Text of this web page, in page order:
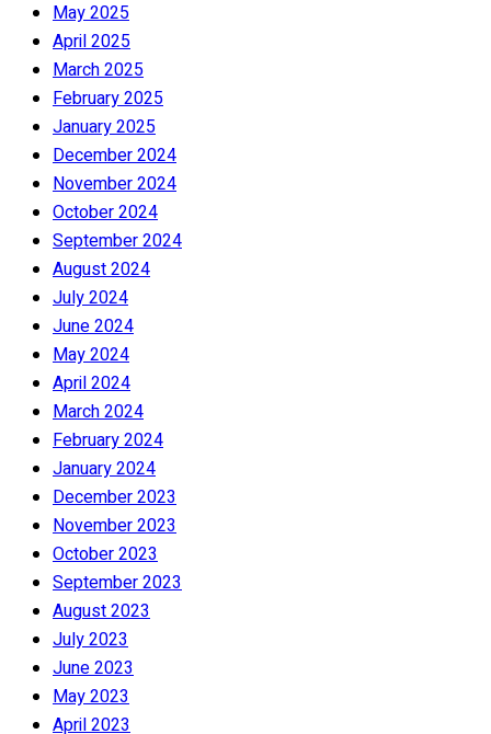
May 2025
April 2025
March 2025
February 2025
January 2025
December 2024
November 2024
October 2024
September 2024
August 2024
July 2024
June 2024
May 2024
April 2024
March 2024
February 2024
January 2024
December 2023
November 2023
October 2023
September 2023
August 2023
July 2023
June 2023
May 2023
April 2023